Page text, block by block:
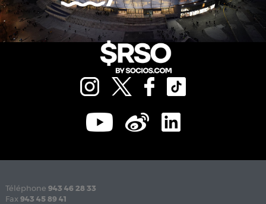
Téléphone 943 46 28 33
Fax 943 45 89 41